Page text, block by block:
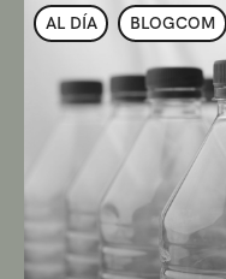
AL DÍA BLOGCOM